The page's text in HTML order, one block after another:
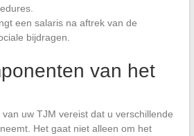
een salaris na aftrek van de
bijdragen.
van het
uw TJM vereist dat u verschillende
Het gaat niet alleen om het